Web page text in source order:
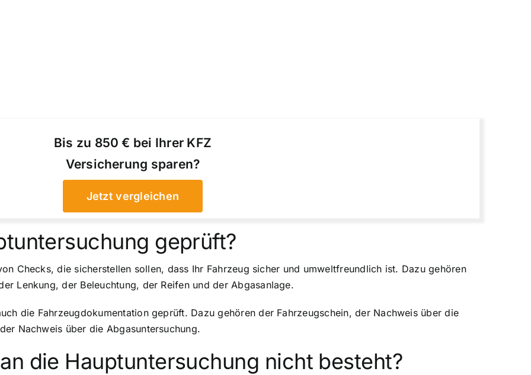
Bis zu 850 € bei Ihrer KFZ
Versicherung sparen?
Jetzt vergleichen
geprüft?
Checks, die sicherstellen sollen, dass Ihr Fahrzeug sicher und umweltfreundlich ist. Dazu gehören
Lenkung, der Beleuchtung, der Reifen und der Abgasanlage.
die Fahrzeugdokumentation geprüft. Dazu gehören der Fahrzeugschein, der Nachweis über die
Nachweis über die Abgasuntersuchung.
die Hauptuntersuchung nicht besteht?